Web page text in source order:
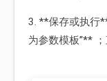
3. **保存或执行
为参数模板”**